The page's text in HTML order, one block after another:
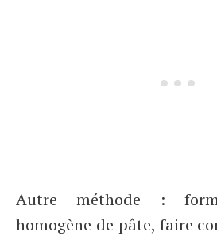
Autre méthode :
homogène de pâte, faire